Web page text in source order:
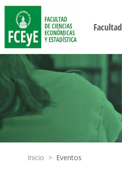
Facultad
Inicio > Eventos